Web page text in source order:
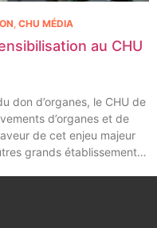
au CHU
, CHU MÉDIA
don d’organes, le CHU de
d’organes et de
de cet enjeu majeur
grands établissements